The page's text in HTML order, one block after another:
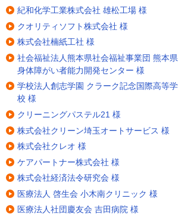
紀和化学工業株式会社 雄松工場 様
クオリティソフト株式会社 様
株式会社楠紙工社 様
社会福祉法人熊本県社会福祉事業団 熊本県
身体障がい者能力開発センター 様
学校法人創志学園 クラーク記念国際高等学
校 様
クリーニングパステル21 様
株式会社クリーン埼玉オートサービス 様
株式会社クレオ 様
ケアパートナー株式会社 様
株式会社経済法令研究会 様
医療法人 啓生会 小木南クリニック 様
医療法人社団慶友会 吉田病院 様